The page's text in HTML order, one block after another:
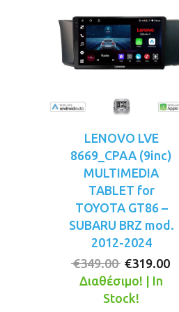
LENOVO LVE
8669_CPAA (9inc)
MULTIMEDIA
TABLET for
TOYOTA GT86 –
SUBARU BRZ mod.
2012-2024
€349.00 Original
price
was:
€319.00
Διαθέσιμο! | In
Stock!